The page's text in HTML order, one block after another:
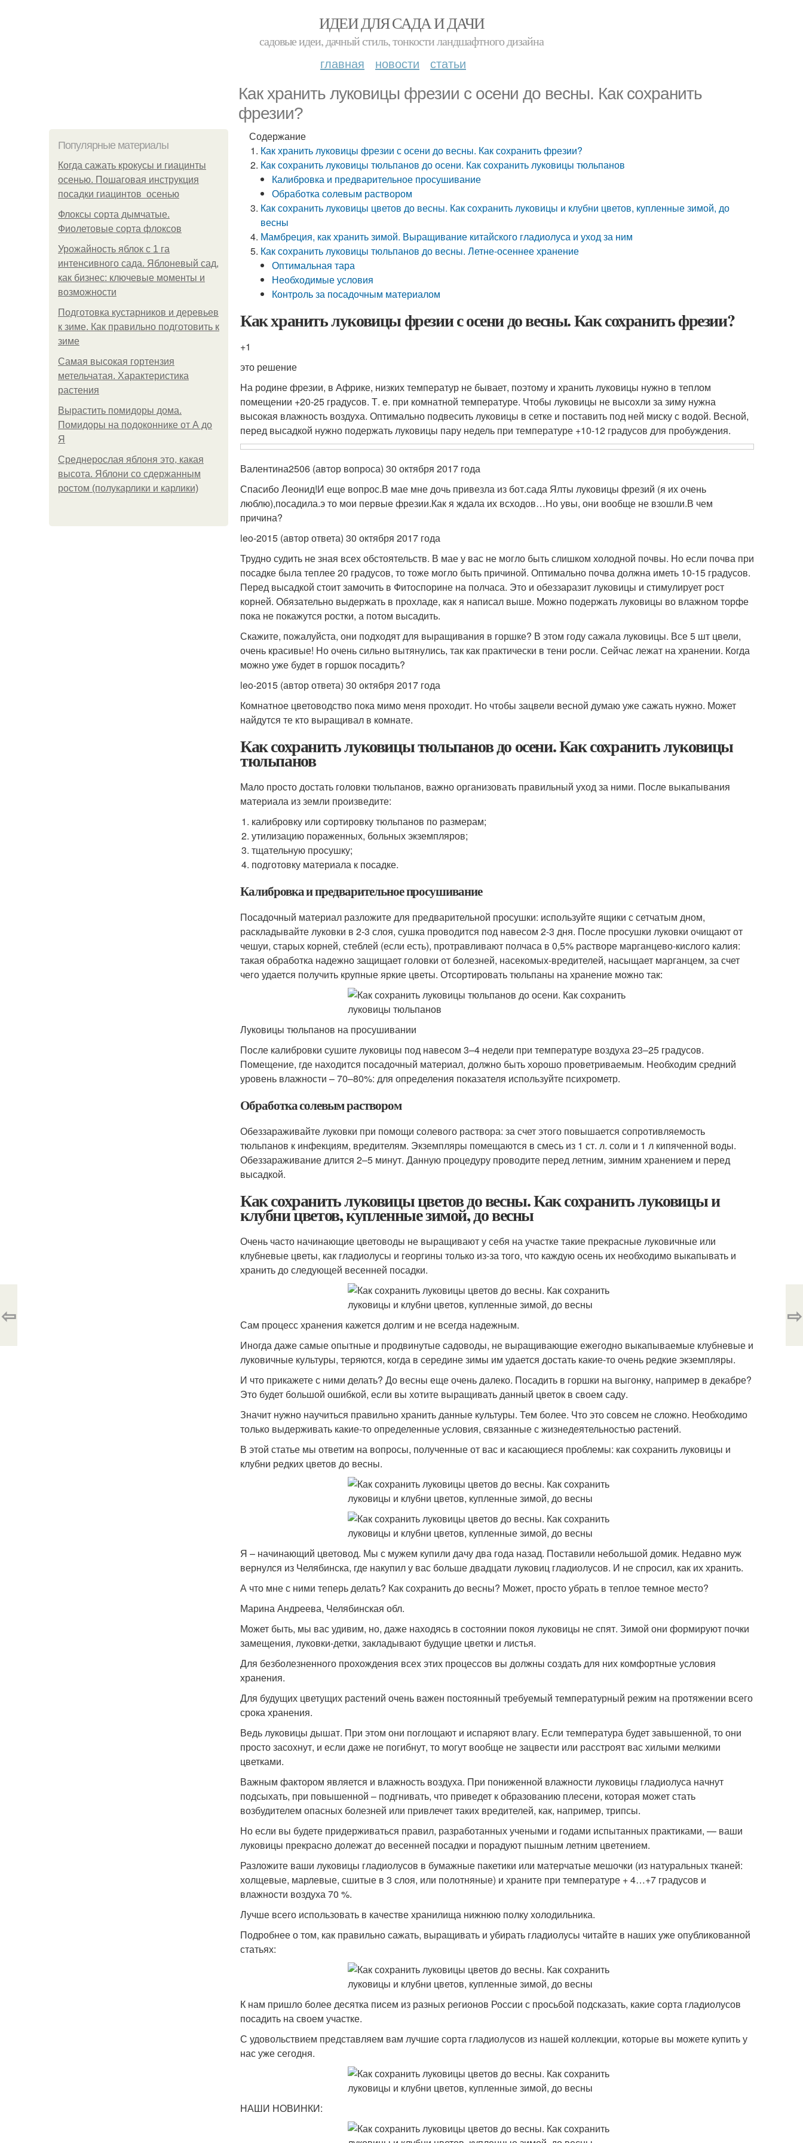
ИДЕИ ДЛЯ САДА И ДАЧИ
садовые идеи, дачный стиль, тонкости ландшафтного дизайна
главная новости статьи
Как хранить луковицы фрезии с осени до весны. Как сохранить
фрезии?
Популярные материалы
Когда сажать крокусы и гиацинты
осенью. Пошаговая инструкция
посадки гиацинтов осенью
Флоксы сорта дымчатые.
Фиолетовые сорта флоксов
Урожайность яблок с 1 га
интенсивного сада. Яблоневый сад,
как бизнес: ключевые моменты и
возможности
Подготовка кустарников и деревьев
к зиме. Как правильно подготовить к
зиме
Самая высокая гортензия
метельчатая. Характеристика
растения
Вырастить помидоры дома.
Помидоры на подоконнике от А до
Я
Среднерослая яблоня это, какая
высота. Яблони со сдержанным
ростом (полукарлики и карлики)
Содержание
Как хранить луковицы фрезии с осени до весны. Как сохранить фрезии?
Как сохранить луковицы тюльпанов до осени. Как сохранить луковицы тюльпанов
Калибровка и предварительное просушивание
Обработка солевым раствором
Как сохранить луковицы цветов до весны. Как сохранить луковицы и клубни цветов, купленные зимой, до
весны
Мамбреция, как хранить зимой. Выращивание китайского гладиолуса и уход за ним
Как сохранить луковицы тюльпанов до весны. Летне-осеннее хранение
Оптимальная тара
Необходимые условия
Контроль за посадочным материалом
Как хранить луковицы фрезии с осени до весны. Как сохранить фрезии?
+1
это решение
На родине фрезии, в Африке, низких температур не бывает, поэтому и хранить луковицы нужно в теплом
помещении +20-25 градусов. Т. е. при комнатной температуре. Чтобы луковицы не высохли за зиму нужна
высокая влажность воздуха. Оптимально подвесить луковицы в сетке и поставить под ней миску с водой. Весной,
перед высадкой нужно подержать луковицы пару недель при температуре +10-12 градусов для пробуждения.
Валентина2506 (автор вопроса) 30 октября 2017 года
Спасибо Леонид!И еще вопрос.В мае мне дочь привезла из бот.сада Ялты луковицы фрезий (я их очень
люблю),посадила.э то мои первые фрезии.Как я ждала их всходов…Но увы, они вообще не взошли.В чем
причина?
leo-2015 (автор ответа) 30 октября 2017 года
Трудно судить не зная всех обстоятельств. В мае у вас не могло быть слишком холодной почвы. Но если почва при
посадке была теплее 20 градусов, то тоже могло быть причиной. Оптимально почва должна иметь 10-15 градусов.
Перед высадкой стоит замочить в Фитоспорине на полчаса. Это и обеззаразит луковицы и стимулирует рост
корней. Обязательно выдержать в прохладе, как я написал выше. Можно подержать луковицы во влажном торфе
пока не покажутся ростки, а потом высадить.
Скажите, пожалуйста, они подходят для выращивания в горшке? В этом году сажала луковицы. Все 5 шт цвели,
очень красивые! Но очень сильно вытянулись, так как практически в тени росли. Сейчас лежат на хранении. Когда
можно уже будет в горшок посадить?
leo-2015 (автор ответа) 30 октября 2017 года
Комнатное цветоводство пока мимо меня проходит. Но чтобы зацвели весной думаю уже сажать нужно. Может
найдутся те кто выращивал в комнате.
Как сохранить луковицы тюльпанов до осени. Как сохранить луковицы
тюльпанов
Мало просто достать головки тюльпанов, важно организовать правильный уход за ними. После выкапывания
материала из земли произведите:
калибровку или сортировку тюльпанов по размерам;
утилизацию пораженных, больных экземпляров;
тщательную просушку;
подготовку материала к посадке.
Калибровка и предварительное просушивание
Посадочный материал разложите для предварительной просушки: используйте ящики с сетчатым дном,
раскладывайте луковки в 2-3 слоя, сушка проводится под навесом 2-3 дня. После просушки луковки очищают от
чешуи, старых корней, стеблей (если есть), протравливают полчаса в 0,5% растворе марганцево-кислого калия:
такая обработка надежно защищает головки от болезней, насекомых-вредителей, насыщает марганцем, за счет
чего удается получить крупные яркие цветы. Отсортировать тюльпаны на хранение можно так:
Луковицы тюльпанов на просушивании
После калибровки сушите луковицы под навесом 3–4 недели при температуре воздуха 23–25 градусов.
Помещение, где находится посадочный материал, должно быть хорошо проветриваемым. Необходим средний
уровень влажности – 70–80%: для определения показателя используйте психрометр.
Обработка солевым раствором
Обеззараживайте луковки при помощи солевого раствора: за счет этого повышается сопротивляемость
тюльпанов к инфекциям, вредителям. Экземпляры помещаются в смесь из 1 ст. л. соли и 1 л кипяченной воды.
Обеззараживание длится 2–5 минут. Данную процедуру проводите перед летним, зимним хранением и перед
высадкой.
Как сохранить луковицы цветов до весны. Как сохранить луковицы и
клубни цветов, купленные зимой, до весны
Очень часто начинающие цветоводы не выращивают у себя на участке такие прекрасные луковичные или
клубневые цветы, как гладиолусы и георгины только из-за того, что каждую осень их необходимо выкапывать и
хранить до следующей весенней посадки.
Сам процесс хранения кажется долгим и не всегда надежным.
Иногда даже самые опытные и продвинутые садоводы, не выращивающие ежегодно выкапываемые клубневые и
луковичные культуры, теряются, когда в середине зимы им удается достать какие-то очень редкие экземпляры.
И что прикажете с ними делать? До весны еще очень далеко. Посадить в горшки на выгонку, например в декабре?
Это будет большой ошибкой, если вы хотите выращивать данный цветок в своем саду.
Значит нужно научиться правильно хранить данные культуры. Тем более. Что это совсем не сложно. Необходимо
только выдерживать какие-то определенные условия, связанные с жизнедеятельностью растений.
В этой статье мы ответим на вопросы, полученные от вас и касающиеся проблемы: как сохранить луковицы и
клубни редких цветов до весны.
Я – начинающий цветовод. Мы с мужем купили дачу два года назад. Поставили небольшой домик. Недавно муж
вернулся из Челябинска, где накупил у вас больше двадцати луковиц гладиолусов. И не спросил, как их хранить.
А что мне с ними теперь делать? Как сохранить до весны? Может, просто убрать в теплое темное место?
Марина Андреева, Челябинская обл.
Может быть, мы вас удивим, но, даже находясь в состоянии покоя луковицы не спят. Зимой они формируют почки
замещения, луковки-детки, закладывают будущие цветки и листья.
Для безболезненного прохождения всех этих процессов вы должны создать для них комфортные условия
хранения.
Для будущих цветущих растений очень важен постоянный требуемый температурный режим на протяжении всего
срока хранения.
Ведь луковицы дышат. При этом они поглощают и испаряют влагу. Если температура будет завышенной, то они
просто засохнут, и если даже не погибнут, то могут вообще не зацвести или расстроят вас хилыми мелкими
цветками.
Важным фактором является и влажность воздуха. При пониженной влажности луковицы гладиолуса начнут
подсыхать, при повышенной – подгнивать, что приведет к образованию плесени, которая может стать
возбудителем опасных болезней или привлечет таких вредителей, как, например, трипсы.
Но если вы будете придерживаться правил, разработанных учеными и годами испытанных практиками, — ваши
луковицы прекрасно долежат до весенней посадки и порадуют пышным летним цветением.
Разложите ваши луковицы гладиолусов в бумажные пакетики или матерчатые мешочки (из натуральных тканей:
холщевые, марлевые, сшитые в 3 слоя, или полотняные) и храните при температуре + 4…+7 градусов и
влажности воздуха 70 %.
Лучше всего использовать в качестве хранилища нижнюю полку холодильника.
Подробнее о том, как правильно сажать, выращивать и убирать гладиолусы читайте в наших уже опубликованной
статьях:
К нам пришло более десятка писем из разных регионов России с просьбой подсказать, какие сорта гладиолусов
посадить на своем участке.
С удовольствием представляем вам лучшие сорта гладиолусов из нашей коллекции, которые вы можете купить у
нас уже сегодня.
НАШИ НОВИНКИ:
⇦ ⇨